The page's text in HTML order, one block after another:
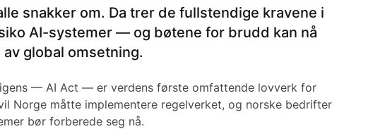
snakker om. Da trer de fullstendige kravene i
AI-systemer — og bøtene for brudd kan nå
global omsetning.
— AI Act — er verdens første omfattende lovverk for
Norge måtte implementere regelverket, og norske bedrifter
bør forberede seg nå.